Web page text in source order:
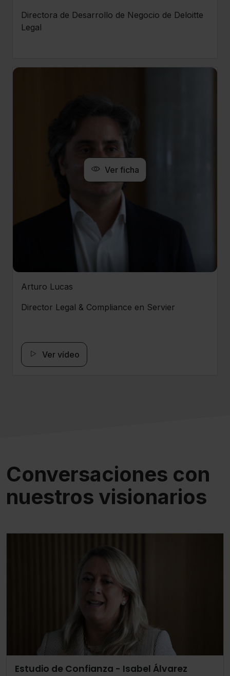
Directora de Desarrollo de Negocio de Deloitte
Legal
Ver ficha
Arturo Lucas
Director Legal & Compliance en Servier
Ver vídeo
Conversaciones con
nuestros visionarios
Estudio de Confianza - Isabel Álvarez